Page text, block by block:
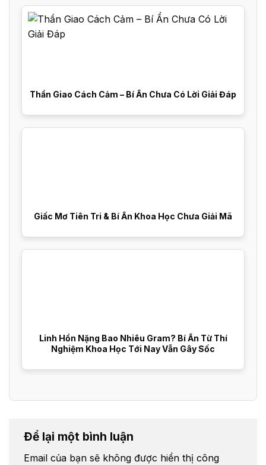
Thần Giao Cách Cảm – Bí Ẩn Chưa Có Lời Giải Đáp
Giấc Mơ Tiên Tri & Bí Ẩn Khoa Học Chưa Giải Mã
Linh Hồn Nặng Bao Nhiêu Gram? Bí Ẩn Từ Thí
Nghiệm Khoa Học Tới Nay Vẫn Gây Sốc
Để lại một bình luận
Email của bạn sẽ không được hiển thị công